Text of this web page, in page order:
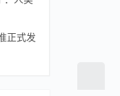
正式发